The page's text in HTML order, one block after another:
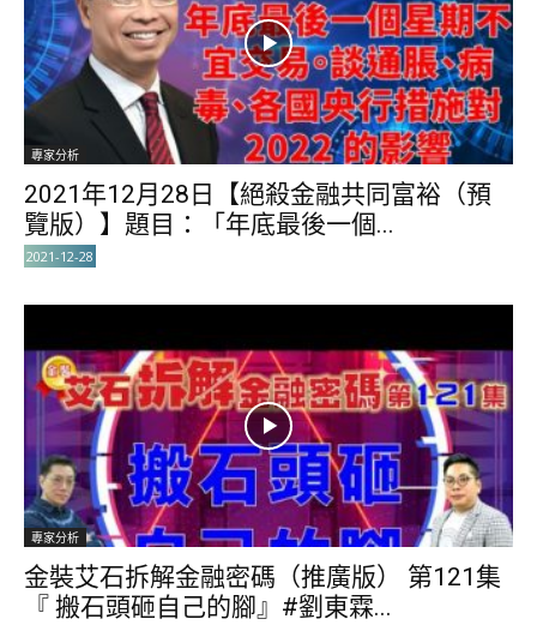
專家分析
2021年12月28日【絕殺金融共同富裕（預
覽版）】題目：「年底最後一個...
2021-12-28
專家分析
金裝艾石拆解金融密碼（推廣版） 第121集
『 搬石頭砸自己的腳』#劉東霖...